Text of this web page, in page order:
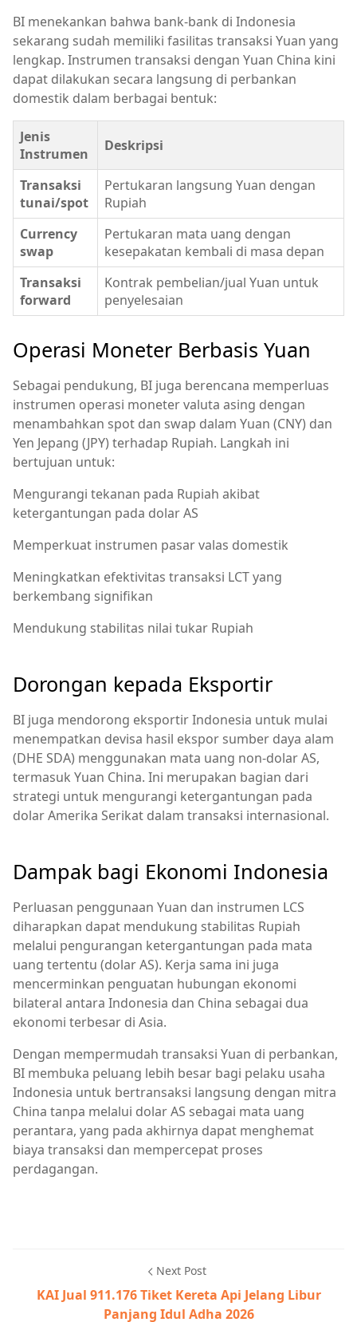
BI menekankan bahwa bank-bank di Indonesia
sekarang sudah memiliki fasilitas transaksi Yuan yang
lengkap. Instrumen transaksi dengan Yuan China kini
dapat dilakukan secara langsung di perbankan
domestik dalam berbagai bentuk:
Jenis
Instrumen
Deskripsi
Transaksi
tunai/spot
Pertukaran langsung Yuan dengan
Rupiah
Currency
swap
Pertukaran mata uang dengan
kesepakatan kembali di masa depan
Transaksi
forward
Kontrak pembelian/jual Yuan untuk
penyelesaian
Operasi Moneter Berbasis Yuan
Sebagai pendukung, BI juga berencana memperluas
instrumen operasi moneter valuta asing dengan
menambahkan spot dan swap dalam Yuan (CNY) dan
Yen Jepang (JPY) terhadap Rupiah. Langkah ini
bertujuan untuk:
Mengurangi tekanan pada Rupiah akibat
ketergantungan pada dolar AS
Memperkuat instrumen pasar valas domestik
Meningkatkan efektivitas transaksi LCT yang
berkembang signifikan
Mendukung stabilitas nilai tukar Rupiah
Dorongan kepada Eksportir
BI juga mendorong eksportir Indonesia untuk mulai
menempatkan devisa hasil ekspor sumber daya alam
(DHE SDA) menggunakan mata uang non-dolar AS,
termasuk Yuan China. Ini merupakan bagian dari
strategi untuk mengurangi ketergantungan pada
dolar Amerika Serikat dalam transaksi internasional.
Dampak bagi Ekonomi Indonesia
Perluasan penggunaan Yuan dan instrumen LCS
diharapkan dapat mendukung stabilitas Rupiah
melalui pengurangan ketergantungan pada mata
uang tertentu (dolar AS). Kerja sama ini juga
mencerminkan penguatan hubungan ekonomi
bilateral antara Indonesia dan China sebagai dua
ekonomi terbesar di Asia.
Dengan mempermudah transaksi Yuan di perbankan,
BI membuka peluang lebih besar bagi pelaku usaha
Indonesia untuk bertransaksi langsung dengan mitra
China tanpa melalui dolar AS sebagai mata uang
perantara, yang pada akhirnya dapat menghemat
biaya transaksi dan mempercepat proses
perdagangan.
Next Post
KAI Jual 911.176 Tiket Kereta Api Jelang Libur
Panjang Idul Adha 2026